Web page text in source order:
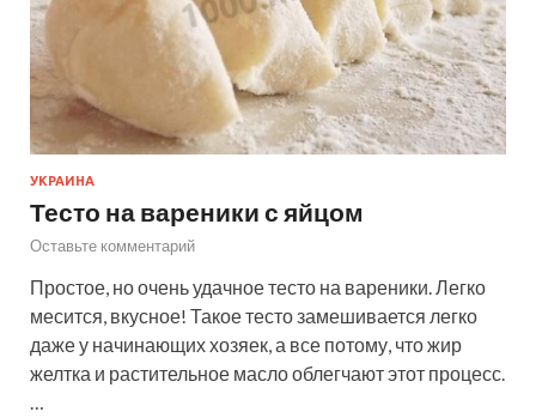
УКРАИНА
Тесто на вареники с яйцом
Оставьте комментарий
Простое, но очень удачное тесто на вареники. Легко
месится, вкусное! Такое тесто замешивается легко
даже у начинающих хозяек, а все потому, что жир
желтка и растительное масло облегчают этот процесс.
…